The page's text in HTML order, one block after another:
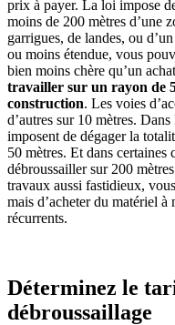
prix à payer. La loi impose
moins de 200 mètres d’une
garrigues, de landes, ou
ou moins étendue, vous
bien moins chère qu’un
travailler sur un rayon de
construction. Les voies
d’autres sur 10 mètres.
imposent de dégager la
50 mètres. Et dans certaines
débroussailler sur 200
travaux aussi fastidieux,
mais d’acheter du matériel
récurrents.
Déterminez le
débroussaillage